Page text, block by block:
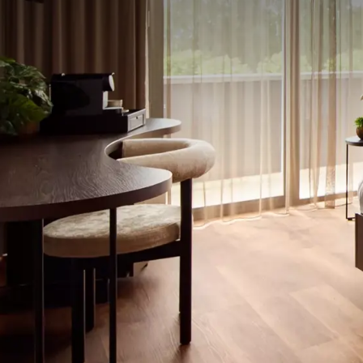
Conditions du forfait
- 1 ou 2 nuitées dans la chambre de votre
- 1 ou 2 petits-déjeuners buffet de luxe
- 1 ou 2 délicieux menus à 3 plats au choix